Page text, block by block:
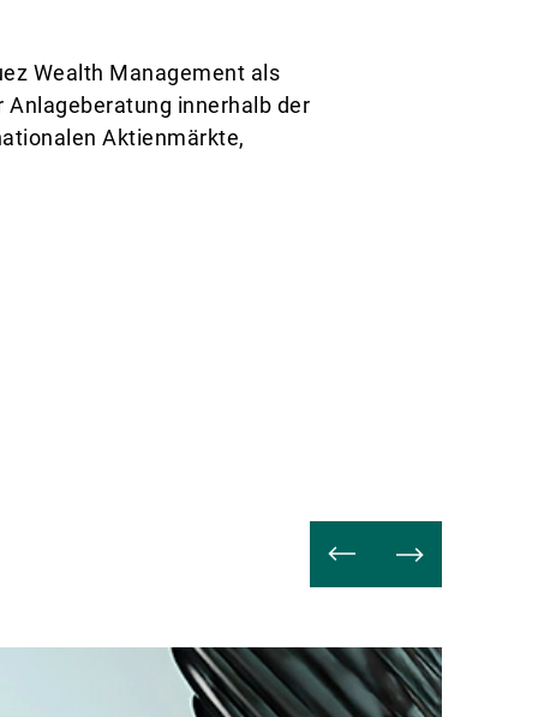
Wealth Management als
Anlageberatung innerhalb der
Aktienmärkte,